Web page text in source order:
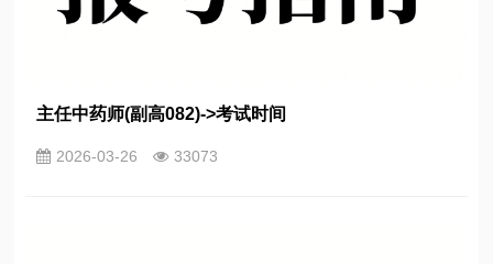
主任中药师(副高082)->考试时间
2026-03-26 33073